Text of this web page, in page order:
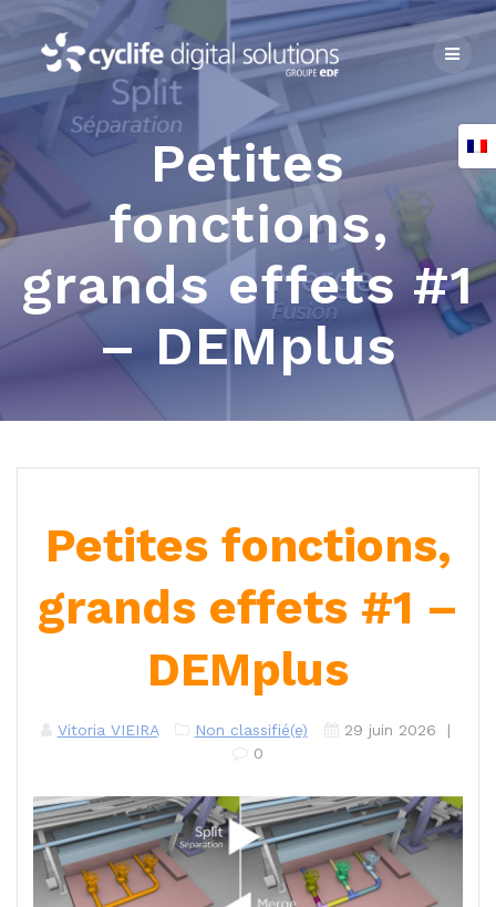
Skip
to
content
Petites
fonctions,
grands effets #1
– DEMplus
Petites fonctions,
grands effets #1 –
DEMplus
Vitoria VIEIRA Non classifié(e) 29 juin 2026 |
0